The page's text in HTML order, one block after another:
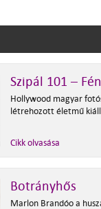
Szipál 101 –
Hollywood magyar
létrehozott életmű
Cikk olvasása
Botrányhős
Marlon Brandóo a